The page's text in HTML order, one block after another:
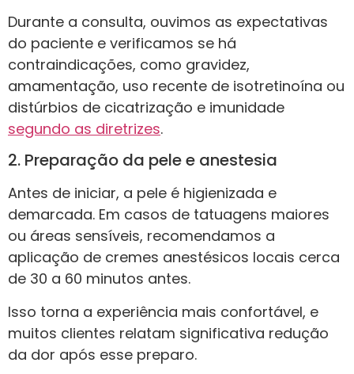
Durante a consulta, ouvimos as expectativas
do paciente e verificamos se há
contraindicações, como gravidez,
amamentação, uso recente de isotretinoína ou
distúrbios de cicatrização e imunidade
segundo as diretrizes.
2. Preparação da pele e anestesia
Antes de iniciar, a pele é higienizada e
demarcada. Em casos de tatuagens maiores
ou áreas sensíveis, recomendamos a
aplicação de cremes anestésicos locais cerca
de 30 a 60 minutos antes.
Isso torna a experiência mais confortável, e
muitos clientes relatam significativa redução
da dor após esse preparo.